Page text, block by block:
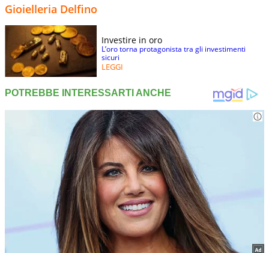
Gioielleria Delfino
Investire in oro
L’oro torna protagonista tra gli investimenti
sicuri
LEGGI